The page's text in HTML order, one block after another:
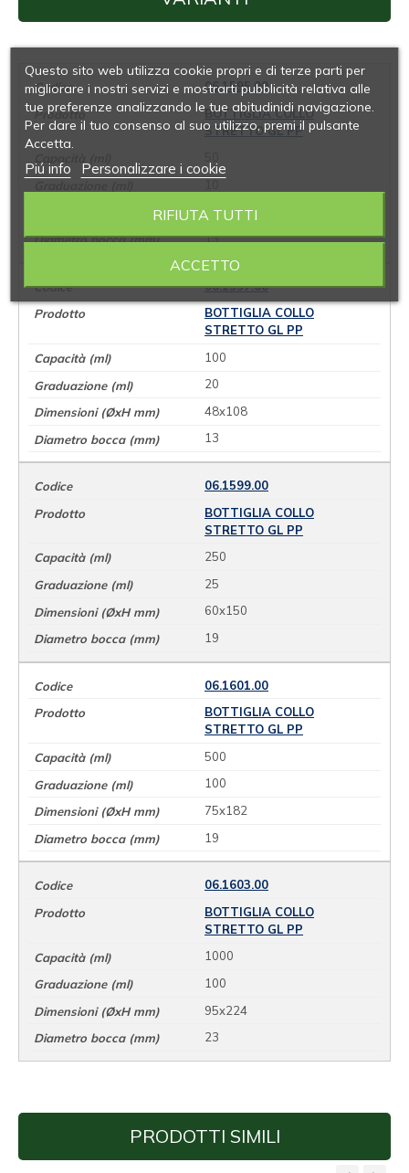
06.1595.00
BOTTIGLIA COLLO
STRETTO GL PP
38x92
13
06.1597.00
BOTTIGLIA COLLO
STRETTO GL PP
100
20
48x108
13
06.1599.00
BOTTIGLIA COLLO
STRETTO GL PP
250
25
60x150
19
06.1601.00
BOTTIGLIA COLLO
STRETTO GL PP
500
100
75x182
19
06.1603.00
BOTTIGLIA COLLO
STRETTO GL PP
1000
100
95x224
23
PRODOTTI SIMILI
Questo sito web utilizza cookie propri e di terze parti per
migliorare i nostri servizi e mostrarti pubblicità relativa alle
tue preferenze analizzando le tue abitudinidi navigazione.
Per dare il tuo consenso al suo utilizzo, premi il pulsante
Accetta.
Piú info Personalizzare i cookie
RIFIUTA TUTTI
ACCETTO